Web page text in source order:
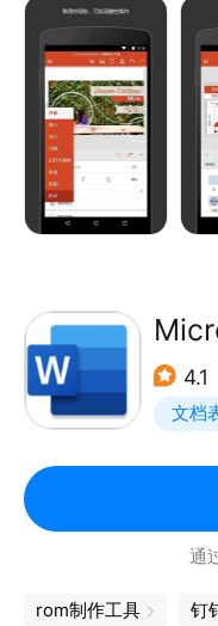
等
-支持 OFD 文档打印
-支持查看 OFD 文
目前支持安卓版13.4
• 1G或更高内存
• 拥有电脑端PPT的
• 精美模板可以激发
免费安装此微软
http://aka.ms/TOU.
等功能完美表达您的
• 自动缩放功能使得
简单
• 跨设备访问编辑最
协同办公
• 与云服务无缝集成
• 通过电子邮件发送
4.1
文档
通
rom制作工具 钉